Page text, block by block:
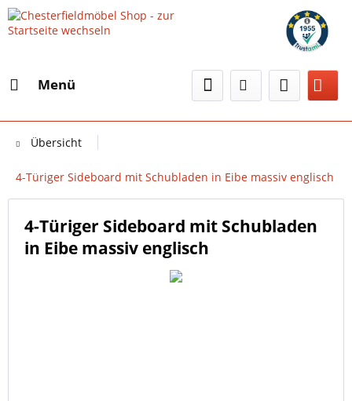
Menü
Übersicht
4-Türiger Sideboard mit Schubladen in Eibe massiv englisch
4-Türiger Sideboard mit Schubladen
in Eibe massiv englisch